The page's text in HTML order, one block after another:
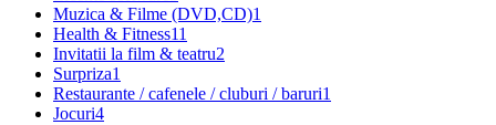
Muzica & Filme (DVD,CD)1
Health & Fitness11
Invitatii la film & teatru2
Surpriza1
Restaurante / cafenele / cluburi / baruri1
Jocuri4